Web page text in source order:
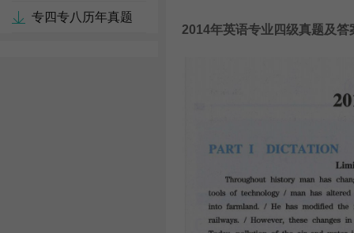
专四专八历年真题
2014年英语专业四级真题及答